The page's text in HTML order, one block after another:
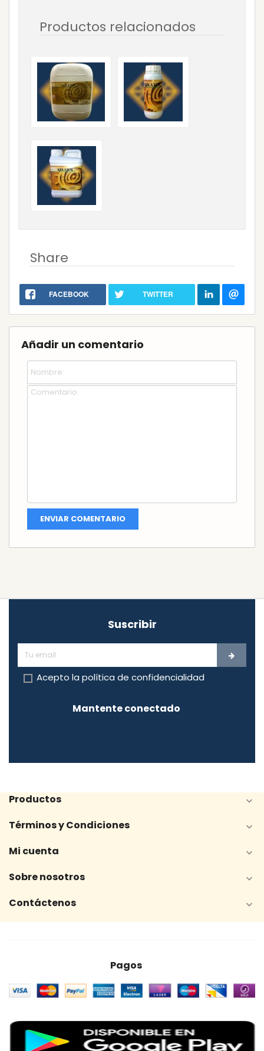
Productos relacionados
Share
FACEBOOK TWITTER
Añadir un comentario
Suscribir
Acepto la política de confidencialidad
Mantente conectado
Productos 
Términos y Condiciones 
Mi cuenta 
Sobre nosotros 
Contáctenos 
Pagos